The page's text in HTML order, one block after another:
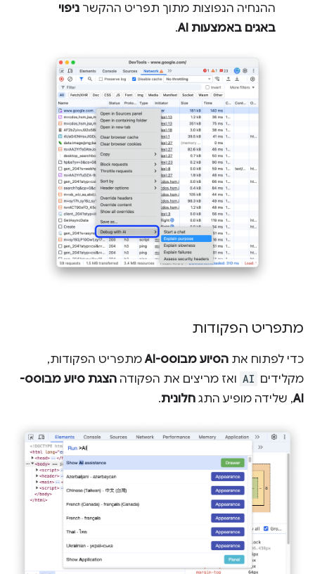
ההנחיה הנפוצות מתוך תפריט ההקשר ניפוי
באגים באמצעות AI
.
מתפריט הפקודות
כדי לפתוח את הסיוע מבוסס-AI
מתפריט הפקודות,
מקלידים AI ואז מריצים את הפקודה הצגת סיוע מבוסס-
AI, שלידה מופיע התג חלונית.